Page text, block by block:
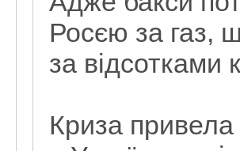
Росєю за газ,
за відсотками
Криза привела